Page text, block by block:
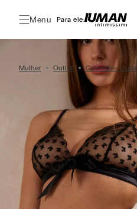
Menu Para ele:
Mulher Outlet Calcinhas